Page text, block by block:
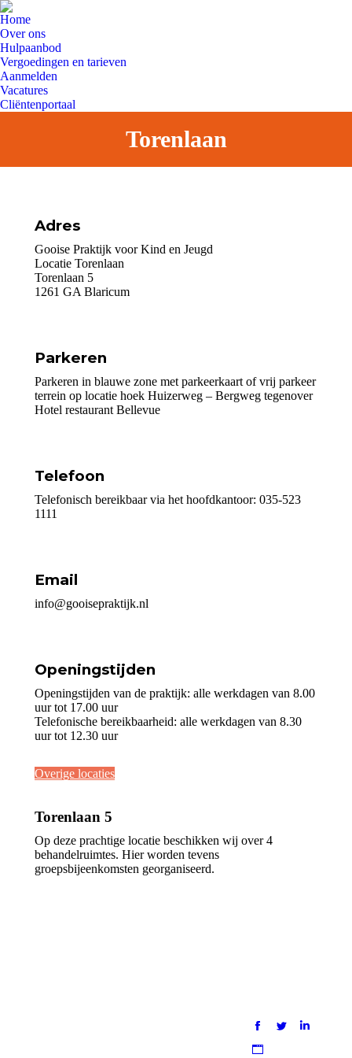
Home
Over ons
Hulpaanbod
Vergoedingen en tarieven
Aanmelden
Vacatures
Cliëntenportaal
Torenlaan
Adres
Gooise Praktijk voor Kind en Jeugd
Locatie Torenlaan
Torenlaan 5
1261 GA Blaricum
Parkeren
Parkeren in blauwe zone met parkeerkaart of vrij parkeer
terrein op locatie hoek Huizerweg – Bergweg tegenover
Hotel restaurant Bellevue
Telefoon
Telefonisch bereikbaar via het hoofdkantoor: 035-523
1111
Email
info@gooisepraktijk.nl
Openingstijden
Openingstijden van de praktijk: alle werkdagen van 8.00
uur tot 17.00 uur
Telefonische bereikbaarheid: alle werkdagen van 8.30
uur tot 12.30 uur
Overige locaties
Torenlaan 5
Op deze prachtige locatie beschikken wij over 4
behandelruimtes. Hier worden tevens
groepsbijeenkomsten georganiseerd.